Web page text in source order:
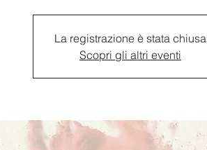
La registrazione è stata chiusa
Scopri gli altri eventi